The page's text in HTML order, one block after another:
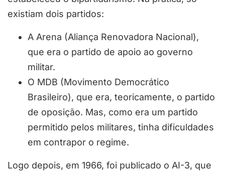
existiam dois partidos:
A Arena (Aliança Renovadora Nacional),
que era o partido de apoio ao governo
militar.
O MDB (Movimento Democrático
Brasileiro), que era, teoricamente, o partido
de oposição. Mas, como era um partido
permitido pelos militares, tinha dificuldades
em contrapor o regime.
Logo depois, em 1966, foi publicado o AI-3, que